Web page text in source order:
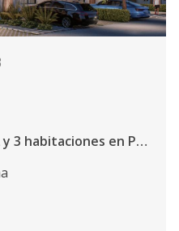
Villas y Townhouses de 2 y 3 habitaciones en Punta Cana